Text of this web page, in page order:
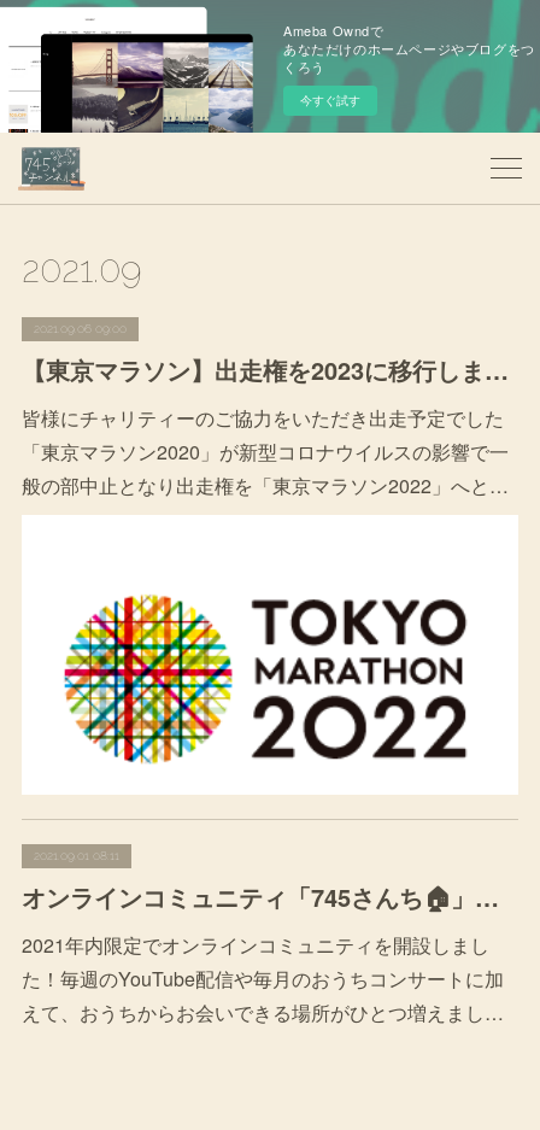
Ameba Owndで
あなただけのホームページやブログをつ
くろう
今すぐ試す
2021.09
2021.09.06 09:00
【東京マラソン】出走権を2023に移行しました
皆様にチャリティーのご協力をいただき出走予定でした
「東京マラソン2020」が新型コロナウイルスの影響で一
般の部中止となり出走権を「東京マラソン2022」へと…
2021.09.01 08:11
オンラインコミュニティ「745さんち🏠」開設しました
2021年内限定でオンラインコミュニティを開設しまし
た！毎週のYouTube配信や毎月のおうちコンサートに加
えて、おうちからお会いできる場所がひとつ増えまし…